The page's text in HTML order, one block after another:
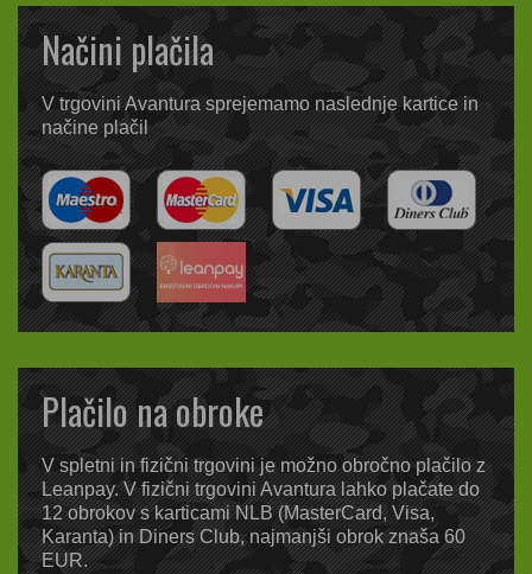
Načini plačila
V trgovini Avantura sprejemamo naslednje kartice in
načine plačil
Plačilo na obroke
V spletni in fizični trgovini je možno obročno plačilo z
Leanpay. V fizični trgovini Avantura lahko plačate do
12 obrokov s karticami NLB (MasterCard, Visa,
Karanta) in Diners Club, najmanjši obrok znaša 60
EUR.